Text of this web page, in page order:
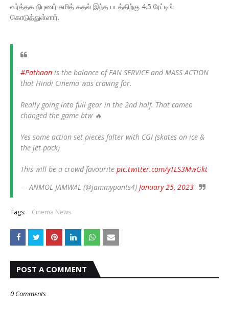
வர்த்தக நிபுணர் சுமித் கதல் இந்த படத்திற்கு 4.5 ரேட்டிங்
கொடுத்துள்ளார்.
#Pathaan is the balance of FAN SERVICE and MASS ACTION
that Hindi Cinema was craving for.
Really going into full gear in the 2nd half. That cameo
changed the game btw 🔥
Yes some action set pieces falter with CGI (skates on ice &
the jet pack)
This will be a crowd favourite pic.twitter.com/yTLS3MwGkt
— ANMOL JAMWAL (@jammypants4) January 25, 2023
Tags: Cinema News
POST A COMMENT
0 Comments